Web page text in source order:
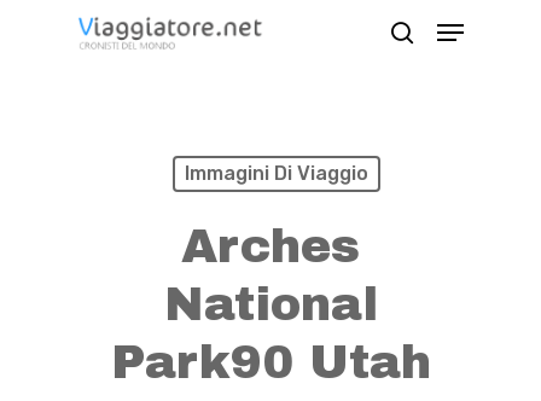
Menu
Immagini Di Viaggio
Arches
National
Park90 Utah